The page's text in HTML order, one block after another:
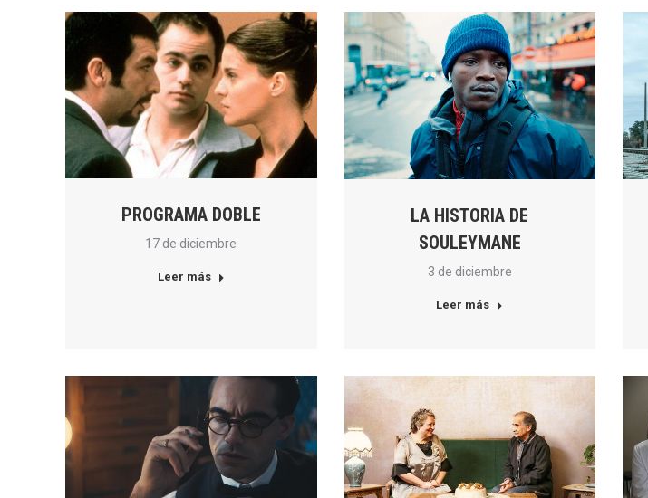
PROGRAMA DOBLE
17 de diciembre
Leer más
LA HISTORIA DE
SOULEYMANE
3 de diciembre
Leer más